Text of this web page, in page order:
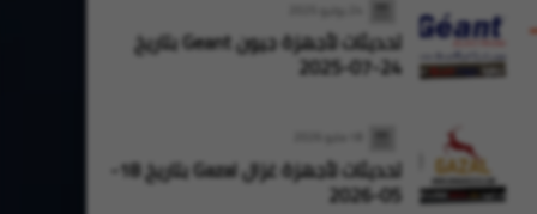
تحديثات لأجهزة جيون Geant بتاريخ
24-07-2025
05-2026